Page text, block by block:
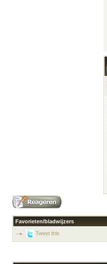
Favorieten/bladwijzers
Tweet this